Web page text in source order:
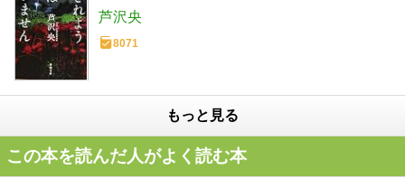
芦沢央
8071
もっと見る
この本を読んだ人がよく読む本